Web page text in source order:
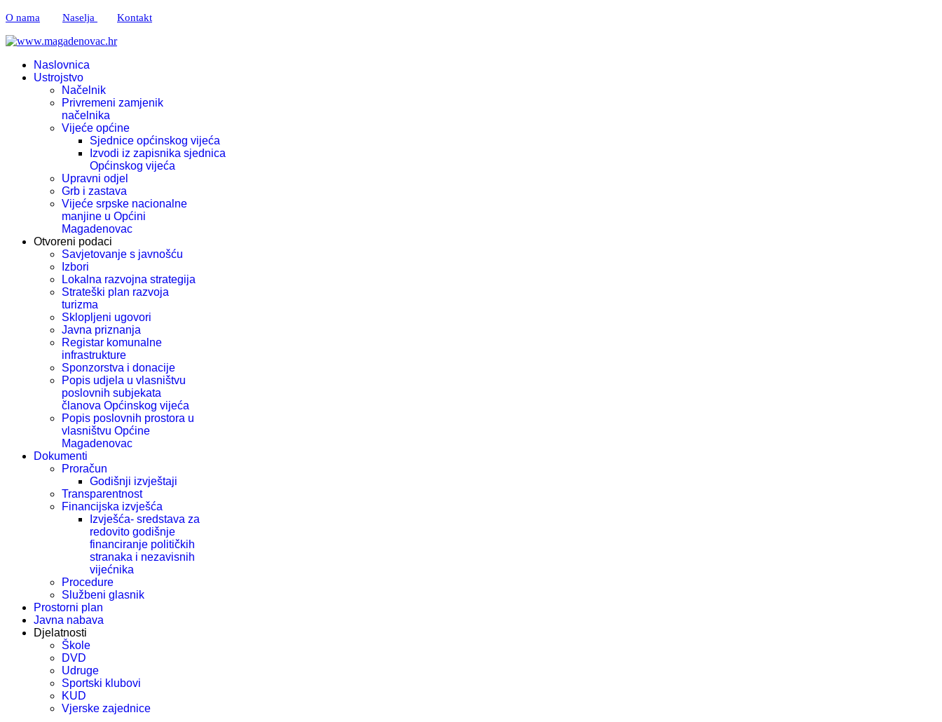
O nama Naselja Kontakt
Naslovnica
Ustrojstvo
Načelnik
Privremeni zamjenik
načelnika
Vijeće općine
Sjednice općinskog vijeća
Izvodi iz zapisnika sjednica
Općinskog vijeća
Upravni odjel
Grb i zastava
Vijeće srpske nacionalne
manjine u Općini
Magadenovac
Otvoreni podaci
Savjetovanje s javnošću
Izbori
Lokalna razvojna strategija
Strateški plan razvoja
turizma
Sklopljeni ugovori
Javna priznanja
Registar komunalne
infrastrukture
Sponzorstva i donacije
Popis udjela u vlasništvu
poslovnih subjekata
članova Općinskog vijeća
Popis poslovnih prostora u
vlasništvu Općine
Magadenovac
Dokumenti
Proračun
Godišnji izvještaji
Transparentnost
Financijska izvješća
Izvješća- sredstava za
redovito godišnje
financiranje političkih
stranaka i nezavisnih
vijećnika
Procedure
Službeni glasnik
Prostorni plan
Javna nabava
Djelatnosti
Škole
DVD
Udruge
Sportski klubovi
KUD
Vjerske zajednice